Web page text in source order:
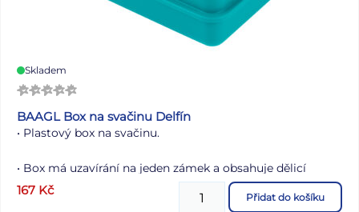
Skladem
BAAGL Box na svačinu Delfín
• Plastový box na svačinu.
• Box má uzavírání na jeden zámek a obsahuje dělicí
přepážku.
167 Kč Přidat do košíku